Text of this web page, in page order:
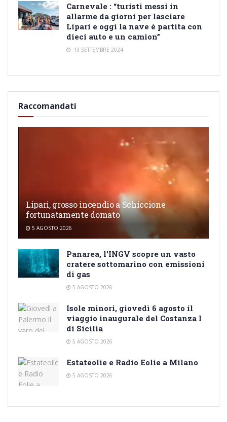
Carnevale : “turisti messi in
allarme da giorni per lasciare
Lipari e oggi la nave è partita con
dieci auto e un camion”
13 SETTEMBRE 2024
Raccomandati
Lipari, grosso incendio a Schiccione
fortunatamente domato
5 AGOSTO 2026
Panarea, l’INGV scopre un vasto
cratere sottomarino con emissioni
di gas
5 AGOSTO 2026
Isole minori, giovedì 6 agosto il
viaggio inaugurale del Costanza I
di Sicilia
5 AGOSTO 2026
Estateolie e Radio Eolie a Milano
5 AGOSTO 2026